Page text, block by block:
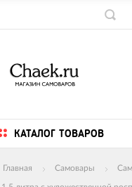
КАТАЛОГ ТОВАРОВ
Главная Самовары